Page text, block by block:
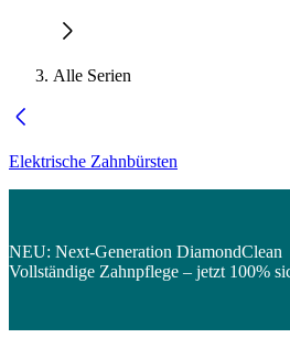
Alle Serien
Elektrische Zahnbürsten
NEU: Next-Generation DiamondClean
Vollständige Zahnpflege – jetzt 100%